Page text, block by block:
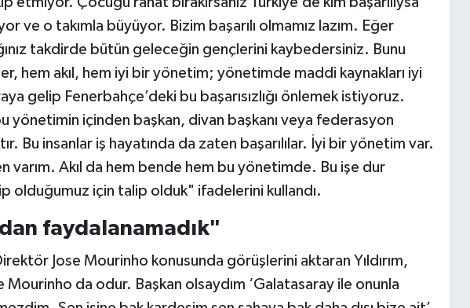
ve o takımla büyüyor. Bizim başarılı olmamız lazım. Eğer
takdirde bütün geleceğin gençlerini kaybedersiniz. Bunu
hem akıl, hem iyi bir yönetim; yönetimde maddi kaynakları iyi
gelip Fenerbahçe’deki bu başarısızlığı önlemek istiyoruz.
yönetimin içinden başkan, divan başkanı veya federasyon
Bu insanlar iş hayatında da zaten başarılılar. İyi bir yönetim var.
varım. Akıl da hem bende hem bu yönetimde. Bu işe dur
olduğumuz için talip olduk" ifadelerini kullandı.
faydalanamadık"
Jose Mourinho konusunda görüşlerini aktaran Yıldırım,
da odur. Başkan olsaydım ‘Galatasaray ile onunla